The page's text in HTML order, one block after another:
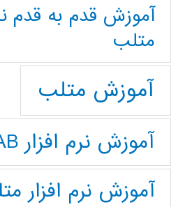
آموزش قدم به قدم
متلب
آموزش متلب
آموزش نرم افزار MATLAB
آموزش نرم افزار